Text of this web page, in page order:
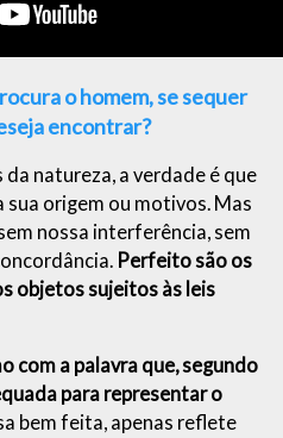
o homem, se sequer
encontrar?
natureza, a verdade é que
origem ou motivos. Mas
nossa interferência, sem
Perfeito são os
objetos sujeitos às leis
com a palavra que, segundo
para representar o
bem feita, apenas reflete